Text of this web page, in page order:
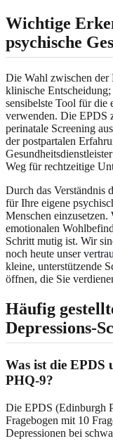
Wichtige
psychische
Die Wahl zwischen
klinische Entscheidung;
sensibelste Tool für die
verwenden. Die EPDS
perinatale Screening
der postpartalen
Weg für rechtzeitige
Durch das Verständnis
für Ihre eigene
Menschen
emotionalen
Schritt mutig ist. Wir
noch heute unser
kleine, unterstützende
öffnen, die Sie
Häufig
Depressions-
Was ist die EPDS
PHQ-9?
Die EPDS (Edinburgh
Fragebogen mit 10
Depressionen bei